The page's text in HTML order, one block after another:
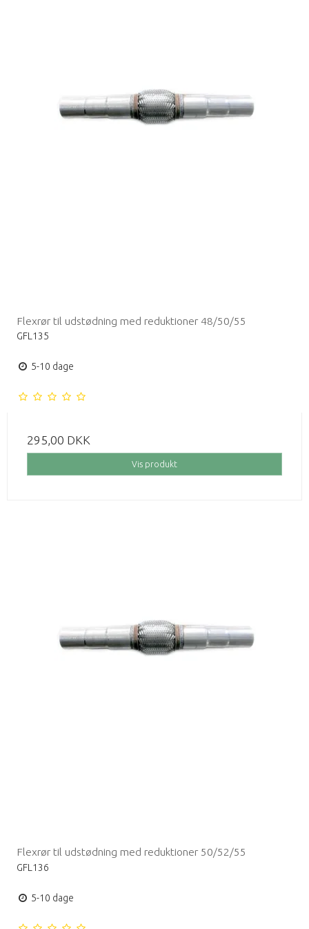
Flexrør til udstødning med reduktioner 48/50/55
GFL135
5-10 dage
295,00 DKK
Vis produkt
Flexrør til udstødning med reduktioner 50/52/55
GFL136
5-10 dage